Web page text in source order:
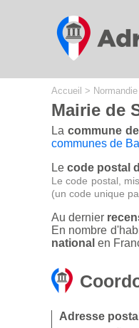
Accueil > Normandie
Mairie de
La commune
communes de
Le code postal
Le code postal,
(un code unique
Au dernier
En nombre
national en
Adresse